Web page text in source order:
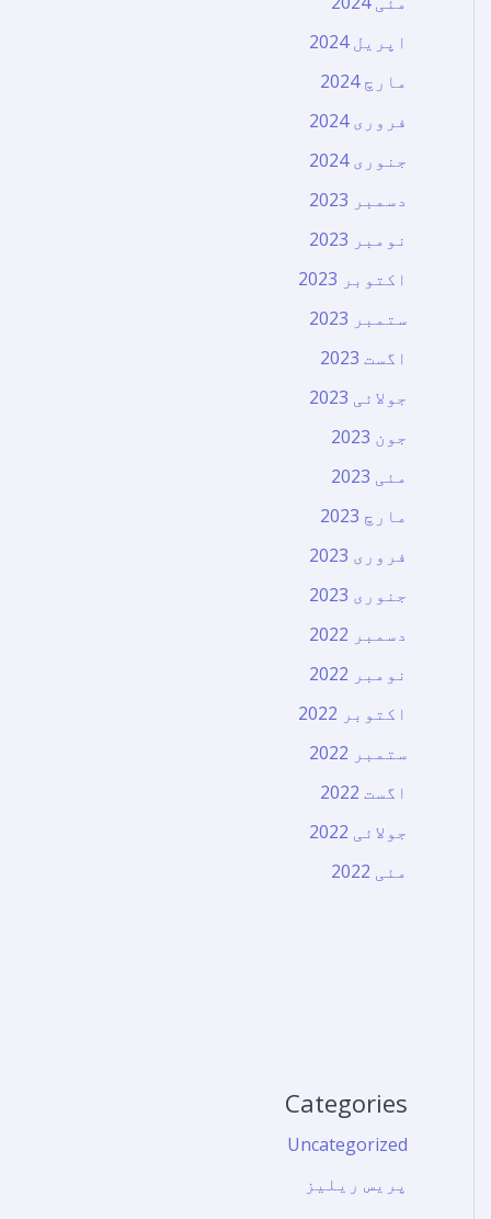
اپریل 2024
مارچ 2024
فروری 2024
جنوری 2024
دسمبر 2023
نومبر 2023
اکتوبر 2023
ستمبر 2023
اگست 2023
جولائی 2023
جون 2023
مئی 2023
مارچ 2023
فروری 2023
جنوری 2023
دسمبر 2022
نومبر 2022
اکتوبر 2022
ستمبر 2022
اگست 2022
جولائی 2022
مئی 2022
Categories
Uncategorized
پریس ریلیز